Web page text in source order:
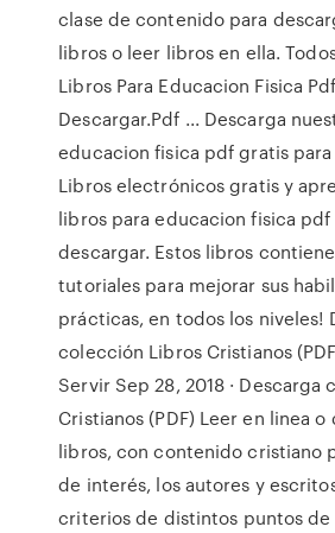
clase de contenido para
libros o leer libros en ella.
Libros Para Educacion Fisica
Descargar.Pdf ... Descarga
educacion fisica pdf gratis
Libros electrónicos gratis y
libros para educacion fisica
descargar. Estos libros
tutoriales para mejorar sus
prácticas, en todos los niveles!
colección Libros Cristianos
Servir Sep 28, 2018 ·
Cristianos (PDF) Leer en linea
libros, con contenido cristiano
de interés, los autores y
criterios de distintos puntos de